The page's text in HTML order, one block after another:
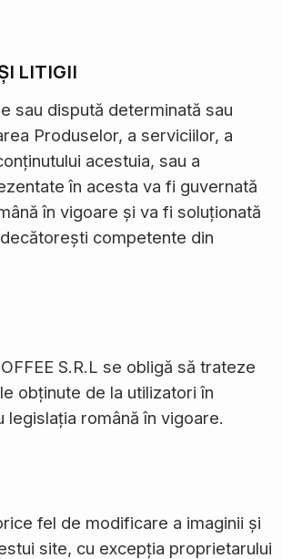
LITIGII
sau dispută determinată sau
Produselor, a serviciilor, a
acestuia, sau a
în acesta va fi guvernată
în vigoare și va fi soluționată
competente din
S.R.L se obligă să trateze
obținute de la utilizatori în
legislația română în vigoare.
fel de modificare a imaginii și
site, cu excepția proprietarului